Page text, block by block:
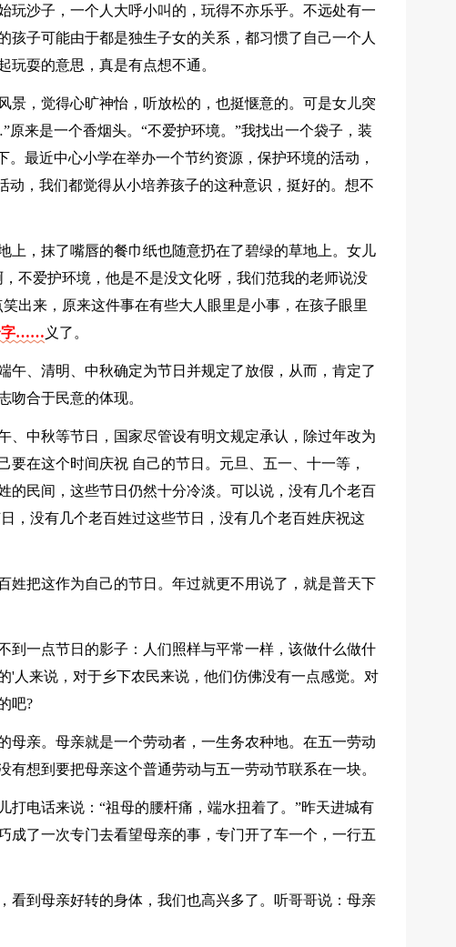
玩沙子，一个人大呼小叫的，玩得不亦乐乎。不远处有一
孩子可能由于都是独生子女的关系，都习惯了自己一个人
耍的意思，真是有点想不通。
景，觉得心旷神怡，听放松的，也挺惬意的。可是女儿突
来是一个香烟头。“不爱护环境。”我找出一个袋子，装
。最近中心小学在举办一个节约资源，保护环境的活动，
动，我们都觉得从小培养孩子的这种意识，挺好的。想不
上，抹了嘴唇的餐巾纸也随意扔在了碧绿的草地上。女儿
不爱护环境，他是不是没文化呀，我们范我的老师说没
出来，原来这件事在有些大人眼里是小事，在孩子眼里
字…… 义了。
午、清明、中秋确定为节日并规定了放假，从而，肯定了
吻合于民意的体现。
、中秋等节日，国家尽管设有明文规定承认，除过年改为
在这个时间庆祝 自己的节日。元旦、五一、十一等，
的民间，这些节日仍然十分冷淡。可以说，没有几个老百
，没有几个老百姓过这些节日，没有几个老百姓庆祝这
姓把这作为自己的节日。年过就更不用说了，就是普天下
到一点节日的影子：人们照样与平常一样，该做什么做什
'人来说，对于乡下农民来说，他们仿佛没有一点感觉。对
吧?
母亲。母亲就是一个劳动者，一生务农种地。在五一劳动
想到要把母亲这个普通劳动与五一劳动节联系在一块。
打电话来说：“祖母的腰杆痛，端水扭着了。”昨天进城有
成了一次专门去看望母亲的事，专门开了车一个，一行五
看到母亲好转的身体，我们也高兴多了。听哥哥说：母亲